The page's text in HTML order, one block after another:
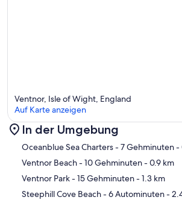
Karte
Ventnor, Isle of Wight, England
Auf Karte anzeigen
In der Umgebung
Oceanblue Sea Charters- 7 Gehminuten-
Ventnor Beach- 10 Gehminuten- 0.9 km
Ventnor Park- 15 Gehminuten- 1.3 km
Steephill Cove Beach- 6 Autominuten-